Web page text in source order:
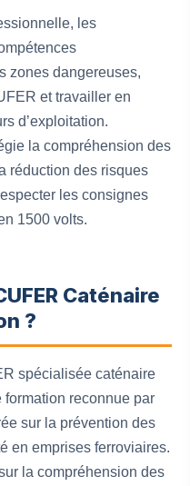
les
zones dangereuses,
et travailler en
d’exploitation.
la compréhension des
réduction des risques
les consignes
1500 volts.
Caténaire
?
spécialisée caténaire
formation reconnue par
sur la prévention des
en emprises ferroviaires.
la compréhension des